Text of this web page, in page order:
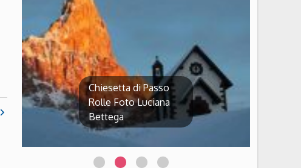
Chiesetta di Passo
Rolle Foto Luciana
Bettega